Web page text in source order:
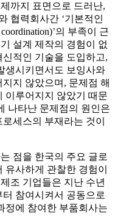
까지 표면으로 드러난,
협력회사간 ‘기본적인
의 부족이 근
설계 제작의 경험이 없
적인 기술을 도입하고,
생시키면서도 보잉사와
지 않았으며, 문제점 해
이루어지지 않았기 때문
나타난 문제점의 원인은
세스의 부재라는 것이
점을 한국의 주요 글로
사하게 관찰한 경험이
조 기업들은 지난 수년
참여시켜서 공동으로
정에 참여한 부품회사는